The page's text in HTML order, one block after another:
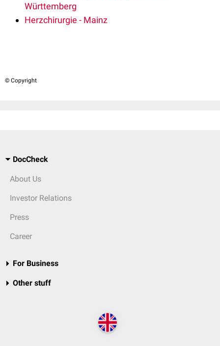
Württemberg
Herzchirurgie - Mainz
© Copyright
DocCheck
About Us
Investor Relations
Press
Career
For Business
Other stuff